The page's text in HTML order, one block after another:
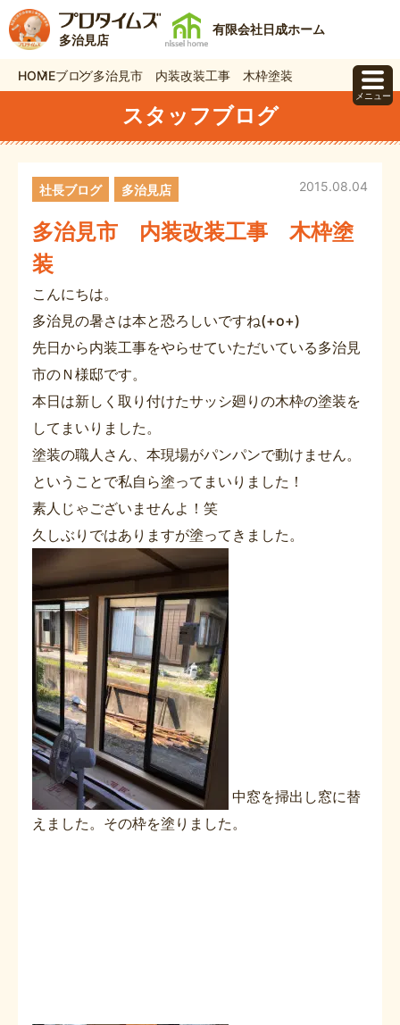
多治見店
有限会社日成ホーム
HOMEブログ多治見市 内装改装工事 木枠塗装
スタッフブログ
多治見市 内装改装工事 木枠塗
装
2015.08.04
社長ブログ 多治見店
こんにちは。
多治見の暑さは本と恐ろしいですね(+o+)
先日から内装工事をやらせていただいている多治見
市のＮ様邸です。
本日は新しく取り付けたサッシ廻りの木枠の塗装を
してまいりました。
塗装の職人さん、本現場がパンパンで動けません。
ということで私自ら塗ってまいりました！
素人じゃございませんよ！笑
久しぶりではありますが塗ってきました。
中窓を掃出し窓に替
えました。その枠を塗りました。
メニュー